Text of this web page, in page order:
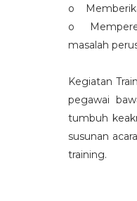
o
o
masalah
Kegiatan
pegawai
tumbuh
susunan
training.